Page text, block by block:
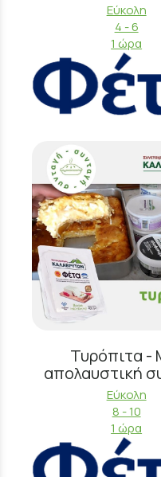
Εύκολη
4 - 6
1 ώρα
Τυρόπιτα -
απολαυστική
Εύκολη
8 - 10
1 ώρα